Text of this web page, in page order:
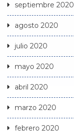
septiembre 2020
agosto 2020
julio 2020
mayo 2020
abril 2020
marzo 2020
febrero 2020